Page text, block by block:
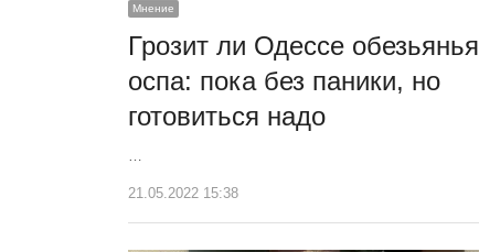
Мнение
Грозит ли Одессе обезьянья
оспа: пока без паники, но
готовиться надо
21.05.2022 15:38